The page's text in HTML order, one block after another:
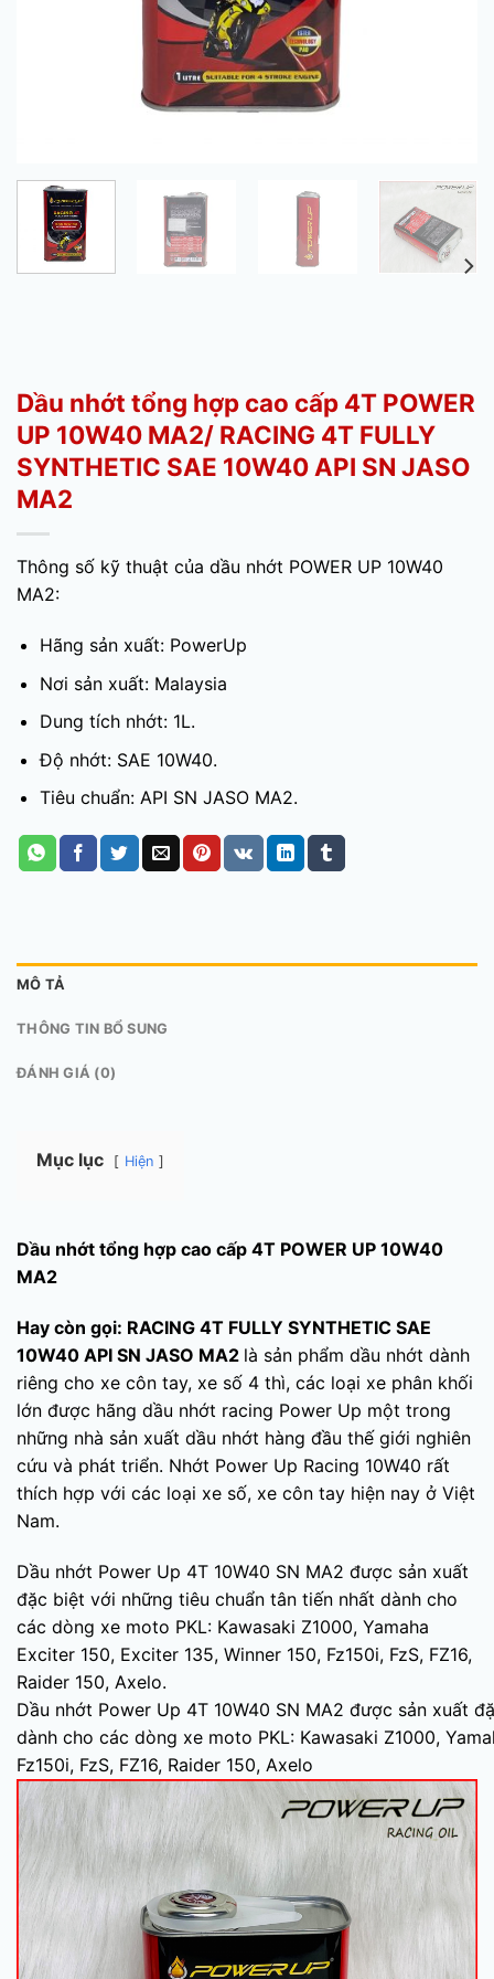
Dầu nhớt tổng hợp cao cấp 4T POWER
UP 10W40 MA2/ RACING 4T FULLY
SYNTHETIC SAE 10W40 API SN JASO
MA2
Thông số kỹ thuật của dầu nhớt POWER UP 10W40
MA2:
Hãng sản xuất: PowerUp
Nơi sản xuất: Malaysia
Dung tích nhớt: 1L.
Độ nhớt: SAE 10W40.
Tiêu chuẩn: API SN JASO MA2.
MÔ TẢ
THÔNG TIN BỔ SUNG
ĐÁNH GIÁ (0)
Mục lục Hiện
Dầu nhớt tổng hợp cao cấp 4T POWER UP 10W40
MA2
Hay còn gọi: RACING 4T FULLY SYNTHETIC SAE
10W40 API SN JASO MA2 là sản phẩm dầu nhớt dành
riêng cho xe côn tay, xe số 4 thì, các loại xe phân khối
lớn được hãng dầu nhớt racing Power Up một trong
những nhà sản xuất dầu nhớt hàng đầu thế giới nghiên
cứu và phát triển. Nhớt Power Up Racing 10W40 rất
thích hợp với các loại xe số, xe côn tay hiện nay ở Việt
Nam.
Dầu nhớt Power Up 4T 10W40 SN MA2 được sản xuất
đặc biệt với những tiêu chuẩn tân tiến nhất dành cho
các dòng xe moto PKL: Kawasaki Z1000, Yamaha
Exciter 150, Exciter 135, Winner 150, Fz150i, FzS, FZ16,
Raider 150, Axelo.
Dầu nhớt Power Up 4T 10W40 SN MA2 được sản xuất
dành cho các dòng xe moto PKL: Kawasaki Z1000,
Fz150i, FzS, FZ16, Raider 150, Axelo